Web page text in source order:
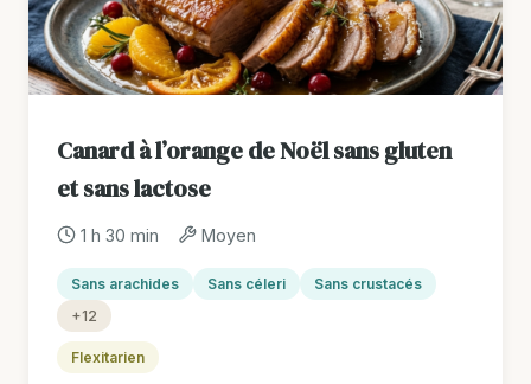
Canard à l’orange de Noël sans gluten
et sans lactose
1 h 30 min Moyen
Sans arachides Sans céleri
Sans crustacés
+12
Flexitarien